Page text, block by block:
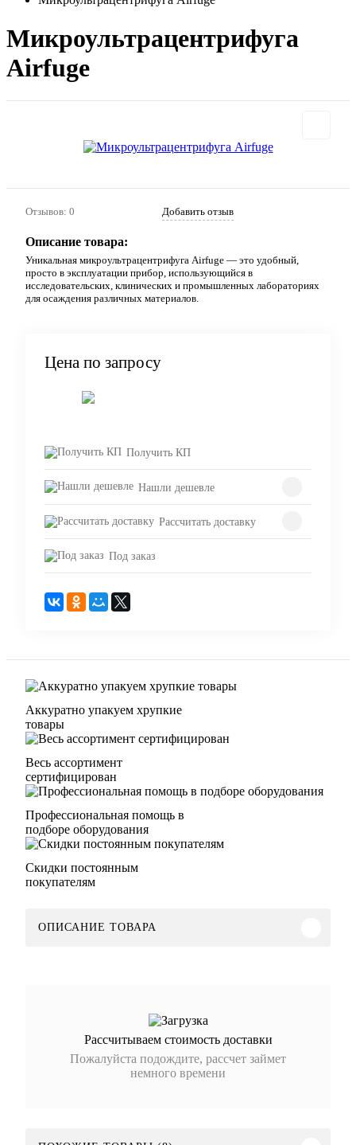
Микроультрацентрифуга
Airfuge
Отзывов: 0 Добавить отзыв
Описание товара:
Уникальная микроультрацентрифуга Airfuge — это удобный,
просто в эксплуатации прибор, использующийся в
исследовательских, клинических и промышленных лабораториях
для осаждения различных материалов.
Цена по запросу
Получить КП
Нашли дешевле
Рассчитать доставку
Под заказ
Аккуратно упакуем хрупкие
товары
Весь ассортимент
сертифицирован
Профессиональная помощь в
подборе оборудования
Скидки постоянным
покупателям
ОПИСАНИЕ ТОВАРА
Рассчитываем стоимость доставки
Пожалуйста подождите, рассчет займет
немного времени